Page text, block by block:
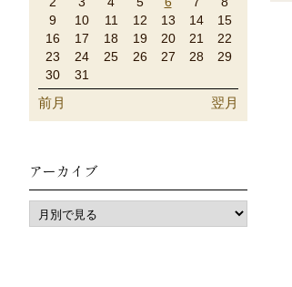
9
10 11 12 13 14
15
16
17 18 19 20 21
22
23
24 25 26 27 28
29
30
31
前月 翌月
アーカイブ